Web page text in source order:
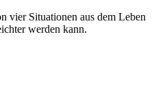
vier Situationen aus dem Leben
werden kann.